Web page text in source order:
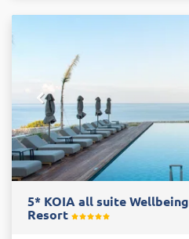
5* KOIA all suite Wellbeing
Resort